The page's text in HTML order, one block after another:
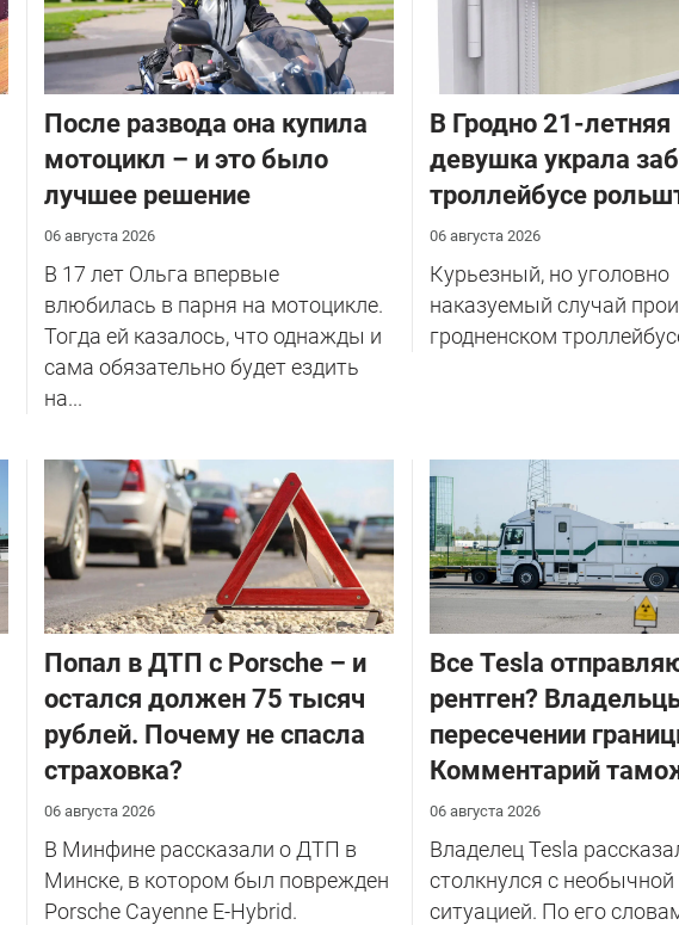
После развода она купила
мотоцикл – и это было
лучшее решение
06 августа 2026
В 17 лет Ольга впервые
влюбилась в парня на мотоцикле.
Тогда ей казалось, что однажды и
сама обязательно будет ездить
на...
В Гродно 21-летняя
девушка украла
троллейбусе
06 августа 2026
Курьезный, но уголовно
наказуемый случай
гродненском
​Попал в ДТП с Porsche – и
остался должен 75 тысяч
рублей. Почему не спасла
страховка?
06 августа 2026
В Минфине рассказали о ДТП в
Минске, в котором был поврежден
Porsche Cayenne E-Hybrid.
Все Tesla
рентген?
пересечении
Комментарий
06 августа 2026
Владелец Tesla
столкнулся с необычной
ситуацией. По его